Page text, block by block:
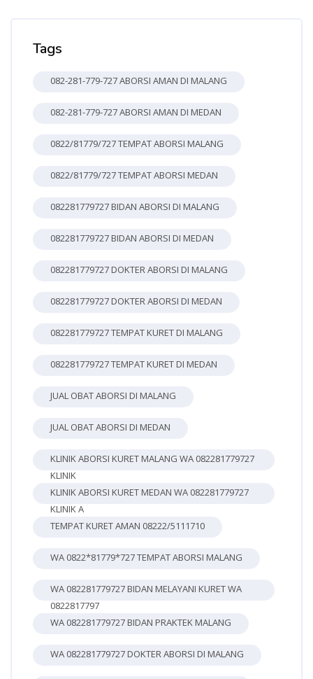
Tags
082-281-779-727 ABORSI AMAN DI MALANG
082-281-779-727 ABORSI AMAN DI MEDAN
0822/81779/727 TEMPAT ABORSI MALANG
0822/81779/727 TEMPAT ABORSI MEDAN
082281779727 BIDAN ABORSI DI MALANG
082281779727 BIDAN ABORSI DI MEDAN
082281779727 DOKTER ABORSI DI MALANG
082281779727 DOKTER ABORSI DI MEDAN
082281779727 TEMPAT KURET DI MALANG
082281779727 TEMPAT KURET DI MEDAN
JUAL OBAT ABORSI DI MALANG
JUAL OBAT ABORSI DI MEDAN
KLINIK ABORSI KURET MALANG WA 082281779727
KLINIK
KLINIK ABORSI KURET MEDAN WA 082281779727
KLINIK A
TEMPAT KURET AMAN 08222/5111710
WA 0822*81779*727 TEMPAT ABORSI MALANG
WA 082281779727 BIDAN MELAYANI KURET WA
0822817797
WA 082281779727 BIDAN PRAKTEK MALANG
WA 082281779727 DOKTER ABORSI DI MALANG